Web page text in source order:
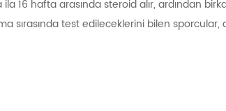
ila 16 hafta arasında steroid alır, ardından
sırasında test edileceklerini bilen